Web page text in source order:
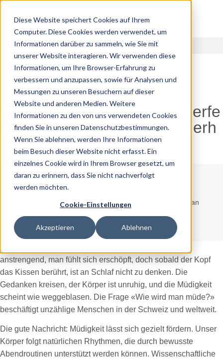
Diese Website speichert Cookies auf Ihrem
Computer. Diese Cookies werden verwendet, um
Informationen darüber zu sammeln, wie Sie mit
unserer Website interagieren. Wir verwenden diese
Informationen, um Ihre Browser-Erfahrung zu
verbessern und anzupassen, sowie für Analysen und
Messungen zu unseren Besuchern auf dieser
Website und anderen Medien. Weitere
Informationen zu den von uns verwendeten Cookies
finden Sie in unseren Datenschutzbestimmungen.
Wenn Sie ablehnen, werden Ihre Informationen
beim Besuch dieser Website nicht erfasst. Ein
einzelnes Cookie wird in Ihrem Browser gesetzt, um
daran zu erinnern, dass Sie nicht nachverfolgt
werden möchten.
Cookie-Einstellungen
Akzeptieren Ablehnen
23.10.2025
Wie wird man müde? Die perfe
kte Abendroutine für einen erh
olsamen Schlaf
Hinweis:Die Informationen in diesem Artikel sind nur für
Bildungszwecke gedacht und sollen keine professionelle
medizinische Beratung ersetzen. Wenden Sie sich immer an
Ihren Arzt oder Ihre Ärztin, bevor Sie neue Behandlungen
ausprobieren.
anstrengend, man fühlt sich erschöpft, doch sobald der Kopf
das Kissen berührt, ist an Schlaf nicht zu denken. Die
Gedanken kreisen, der Körper ist unruhig, und die Müdigkeit
scheint wie weggeblasen. Die Frage «Wie wird man müde?»
beschäftigt unzählige Menschen in der Schweiz und weltweit.
Die gute Nachricht: Müdigkeit lässt sich gezielt fördern. Unser
Körper folgt natürlichen Rhythmen, die durch bewusste
Abendroutinen unterstützt werden können. Wissenschaftliche